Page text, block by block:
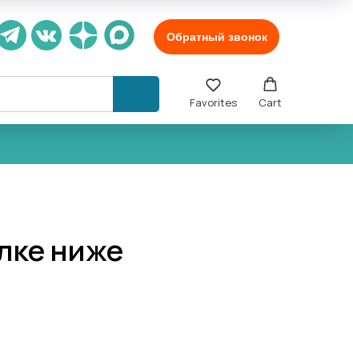
Обратный звонок
Favorites Cart
ниже